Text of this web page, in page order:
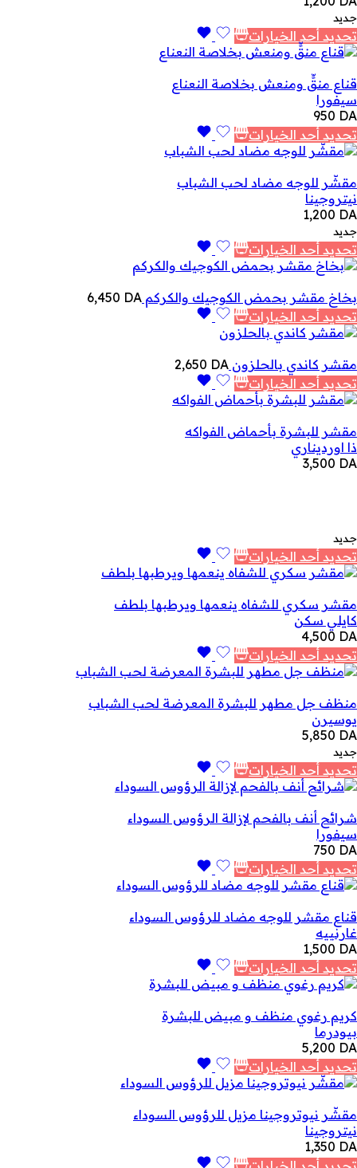
جديد
تحديد أحد الخيارات
قناع منقٍّ ومنعش بخلاصة النعناع
سيفورا
950 DA
تحديد أحد الخيارات
مقشّر للوجه مضاد لحب الشباب
نيتروجينا
1,200 DA
جديد
تحديد أحد الخيارات
بخاخ مقشر بحمض الكوجيك والكركم 6,450 DA
تحديد أحد الخيارات
مقشر كاندي بالحلزون 2,650 DA
تحديد أحد الخيارات
مقشر للبشرة بأحماض الفواكه
ذا اورديناري
3,500 DA
جديد
تحديد أحد الخيارات
مقشر سكري للشفاه ينعمها ويرطبها بلطف
كايلي سكن
4,500 DA
تحديد أحد الخيارات
منظف جل مطهر للبشرة المعرضة لحب الشباب
يوسيرن
5,850 DA
جديد
تحديد أحد الخيارات
شرائح أنف بالفحم لإزالة الرؤوس السوداء
سيفورا
750 DA
تحديد أحد الخيارات
قناع مقشر للوجه مضاد للرؤوس السوداء
غارنييه
1,500 DA
تحديد أحد الخيارات
كريم رغوي منظف و مبيض للبشرة
بيودرما
5,200 DA
تحديد أحد الخيارات
مقشّر نيوتروجينا مزيل للرؤوس السوداء
نيتروجينا
1,350 DA